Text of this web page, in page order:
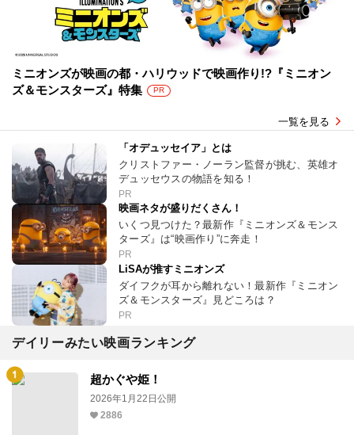
ミニオンズが映画の都・ハリウッドで映画作り!?『ミニオン
ズ＆モンスターズ』特集
PR
一覧を見る
「オデュッセイア」とは
クリストファー・ノーラン監督が挑む、英雄オ
デュッセウスの物語を知る！
PR
映画ネタが盛りだくさん！
いくつ見つけた？最新作『ミニオンズ＆モンス
ターズ』は“映画作り”に奔走！
PR
LiSAが推すミニオンズ
ダイフクが耳から離れない！最新作『ミニオン
ズ＆モンスターズ』見どころは？
PR
デイリーみたい映画ランキング
超かぐや姫！
2026年1月22日公開
2886